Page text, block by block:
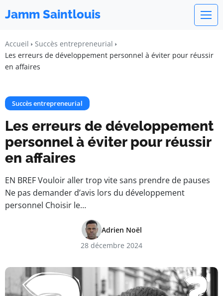
Jamm Saintlouis
Accueil
Succès entrepreneurial
Les erreurs de développement personnel à éviter pour réussir
en affaires
Succès entrepreneurial
Les erreurs de développement
personnel à éviter pour réussir
en affaires
EN BREF Vouloir aller trop vite sans prendre de pauses
Ne pas demander d’avis lors du développement
personnel Choisir le…
Adrien Noël
28 décembre 2024